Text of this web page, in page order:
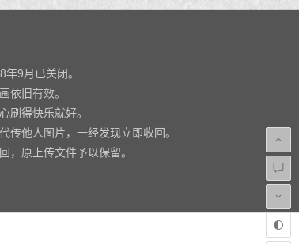
9月已关闭。
依旧有效。
刷得快乐就好。
他人图片，一经发现立即收回。
，原上传文件予以保留。